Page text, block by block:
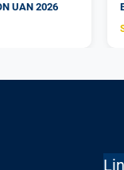
UAN 2026